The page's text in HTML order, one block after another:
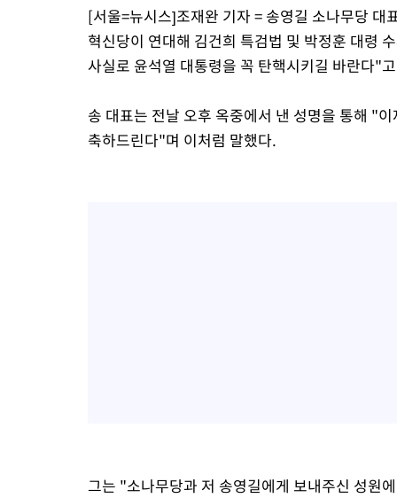
민주 콩고 에볼라환자 4천명 돌파, 4053명 발생 1850명 사망
[서울=뉴시스]조재완 기자 = 송영길 소나무당
혁신당이 연대해 김건희 특검법 및 박정훈 대령
사실로 윤석열 대통령을 꼭 탄핵시키길 바란다"
송 대표는 전날 오후 옥중에서 낸 성명을 통해 "
축하드린다"며 이처럼 말했다.
그는 "소나무당과 저 송영길에게 보내주신 성원